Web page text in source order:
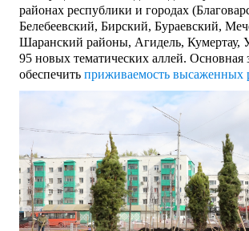
районах республики и городах
Белебеевский, Бирский, Бураевский,
Шаранский районы, Агидель, Кумертау,
95 новых тематических аллей. Основная
обеспечить приживаемость высаженных